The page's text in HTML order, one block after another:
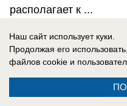
располагает к ...
Наш сайт использует куки.
Продолжая его
файлов cookie и